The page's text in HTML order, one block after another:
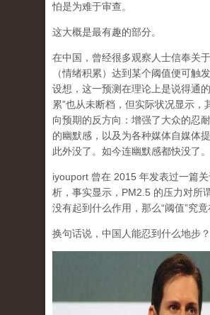
怕是为难于审查。
这大概是最有趣的部分。
在中国，曾经很多观察人士信奉关
（情绪积累）达到某个阈值便可触
设想，这一预测在理论上是说得通
累”也从未断档，但实际状况显示，
向预期的反方向：增强了大众的忍
的幽默感，以及为各种媒体自媒体
此外没了。如今连幽默感都快没了。
iyouport 曾在 2015 年发表过一篇
析，事实显示，PM2.5 的压力对所
没有起到什么作用，那么“阈值”究竟
换句话说，中国人能忍到什么地步？